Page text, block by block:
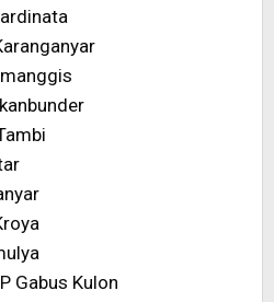
Gabus Kulon